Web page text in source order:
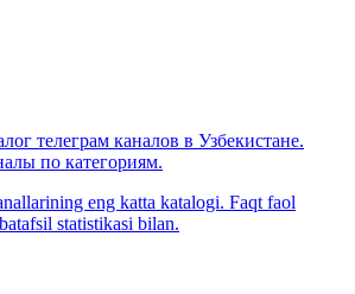
телеграм каналов в Узбекистане.
по категориям.
eng katta katalogi. Faqt faol
statistikasi bilan.